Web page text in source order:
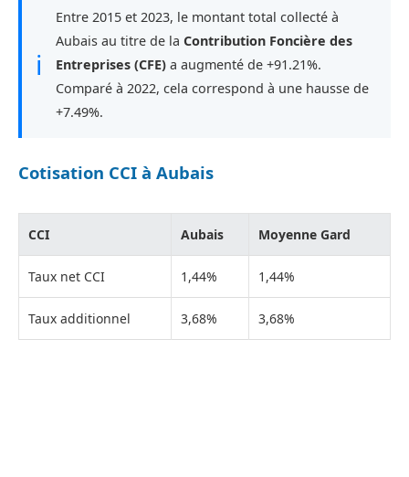
ℹ
Entre 2015 et 2023, le montant total collecté à
Aubais au titre de la Contribution Foncière des
Entreprises (CFE) a augmenté de +91.21%.
Comparé à 2022, cela correspond à une hausse de
+7.49%.
Cotisation CCI à Aubais
CCI Aubais Moyenne Gard
Taux net CCI 1,44% 1,44%
Taux additionnel 3,68% 3,68%